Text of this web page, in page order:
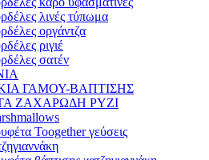
λινές τύπωμα
οργάντζα
ριγιέ
σατέν
ΓΑΜΟΥ-ΒΑΠΤΙΣΗΣ
ΖΑΧΑΡΩΔΗ ΡΥΖΙ
Toogether γεύσεις